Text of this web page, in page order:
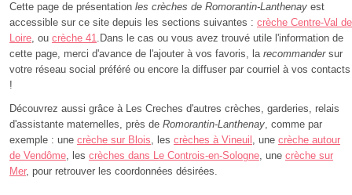
Cette page de présentation les crèches de Romorantin-Lanthenay est
accessible sur ce site depuis les sections suivantes : crèche Centre-Val de
Loire, ou crèche 41.Dans le cas ou vous avez trouvé utile l'information de
cette page, merci d'avance de l'ajouter à vos favoris, la recommandersur
votre réseau social préféré ou encore la diffuser par courriel à vos contacts
!
Découvrez aussi grâce à Les Creches d'autres crèches, garderies, relais
d'assistante maternelles, près de Romorantin-Lanthenay, comme par
exemple : une crèche sur Blois, les crèches à Vineuil , une crèche autour
de Vendôme, les crèches dans Le Controis-en-Sologne, une crèche sur
Mer, pour retrouver les coordonnées désirées.